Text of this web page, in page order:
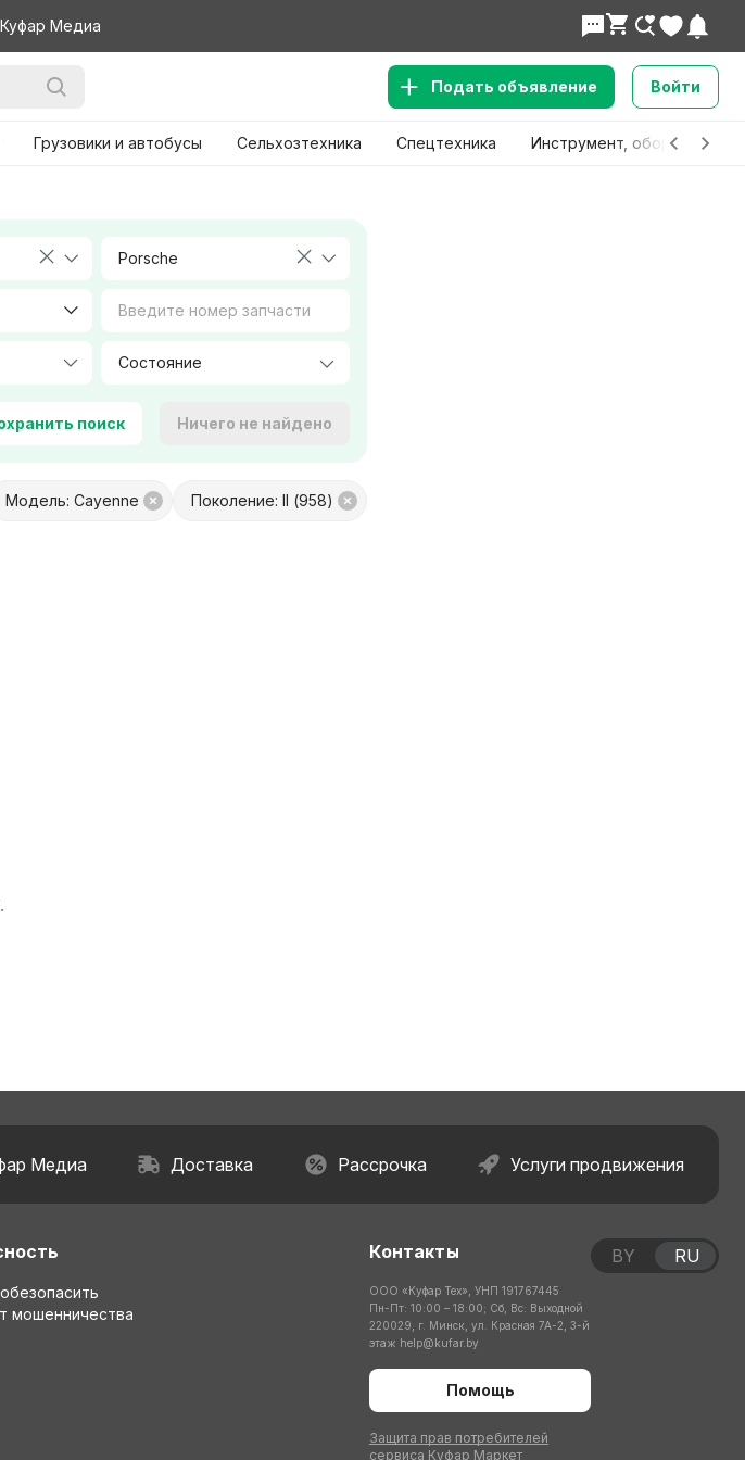
Куфар Медиа
Подать объявление Войти
Грузовики и автобусы Сельхозтехника Спецтехника Инструмент, оборудование
Porsche
поиск Ничего не найдено
Модель: Cayenne Поколение: II (958)
Медиа Доставка Рассрочка Услуги продвижения
мошенничества
Контакты
ООО «Куфар Тех», УНП 191767445
Пн-Пт: 10:00 – 18:00; Сб, Вс: Выходной
220029, г. Минск, ул. Красная 7А-2, 3-й
этаж help@kufar.by
Помощь
Защита прав потребителей
сервиса Куфар Маркет
BY RU